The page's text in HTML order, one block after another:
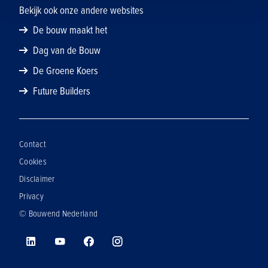
Bekijk ook onze andere websites
De bouw maakt het
Dag van de Bouw
De Groene Koers
Future Builders
Contact
Cookies
Disclaimer
Privacy
© Bouwend Nederland